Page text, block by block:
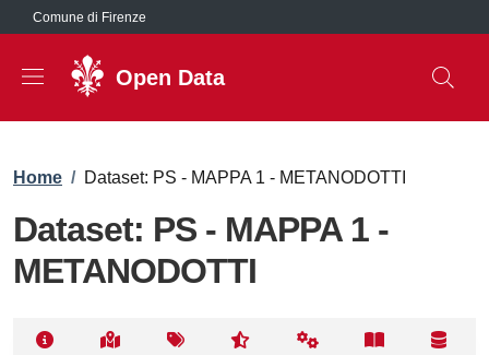
Salta al contenuto principale
Comune di Firenze
Open Data
Briciole di pane
Home / Dataset: PS - MAPPA 1 - METANODOTTI
Dataset: PS - MAPPA 1 -
METANODOTTI